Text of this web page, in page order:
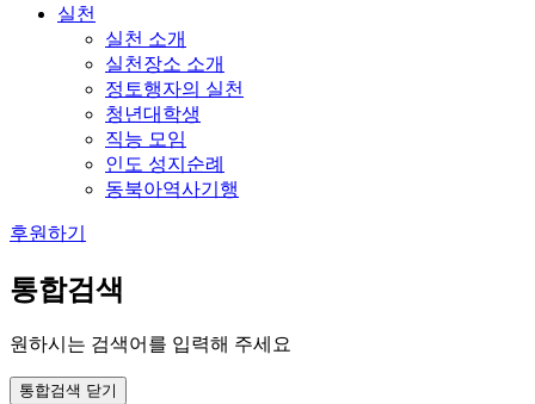
실천
실천 소개
실천장소 소개
정토행자의 실천
청년대학생
직능 모임
인도 성지순례
동북아역사기행
후원하기
통합검색
원하시는 검색어를 입력해 주세요
통합검색 닫기